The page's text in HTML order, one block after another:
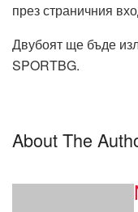
през страничния
Двубоят ще бъде
SPORTBG.
About The